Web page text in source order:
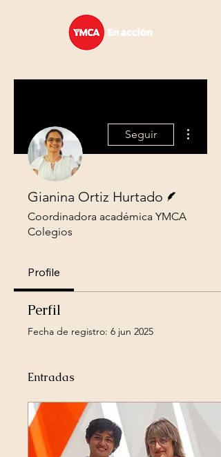
Seguir
Gianina Ortiz Hurtado
Coordinadora académica YMCA
Colegios
Profile
Perfil
Fecha de registro: 6 jun 2025
Entradas